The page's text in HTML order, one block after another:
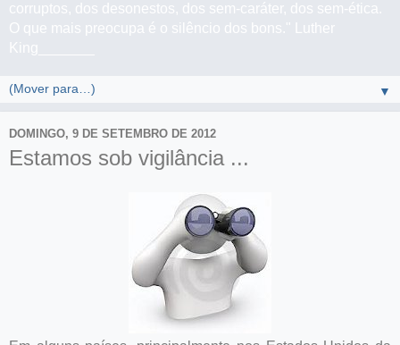
corruptos, dos desonestos, dos sem-caráter, dos sem-ética.
O que mais preocupa é o silêncio dos bons." Luther
King_______
▼
DOMINGO, 9 DE SETEMBRO DE 2012
Estamos sob vigilância ...